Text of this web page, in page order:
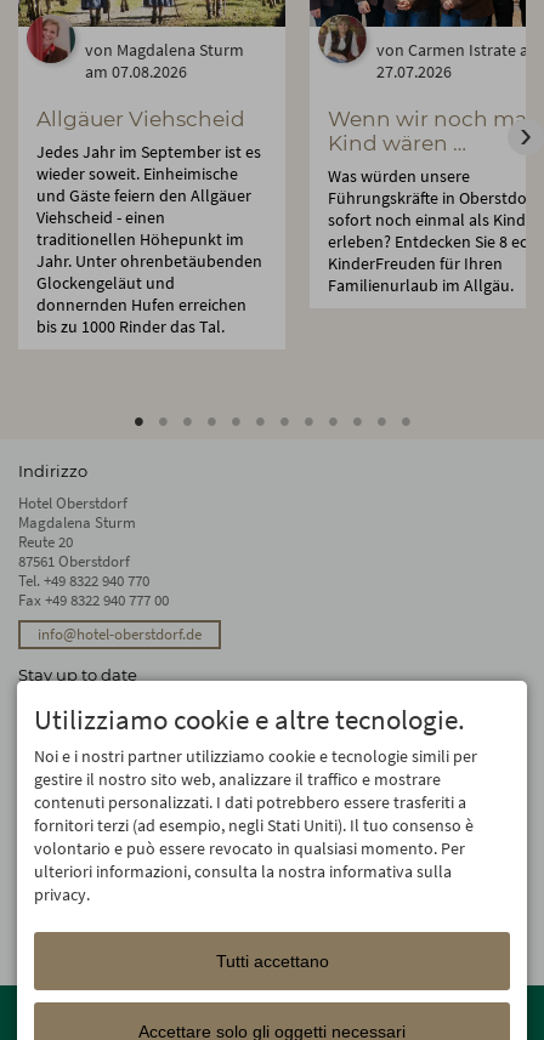
von Magdalena Sturm
am 07.08.2026
Allgäuer Viehscheid
Jedes Jahr im September ist es
wieder soweit. Einheimische
und Gäste feiern den Allgäuer
Viehscheid - einen
traditionellen Höhepunkt im
Jahr. Unter ohrenbetäubenden
Glockengeläut und
donnernden Hufen erreichen
bis zu 1000 Rinder das Tal.
von Carmen Istrate am
27.07.2026
Wenn wir noch mal
Kind wären …
Was würden unsere
Führungskräfte in Oberstdorf
sofort noch einmal als Kind
erleben? Entdecken Sie 8
KinderFreuden für Ihren
Familienurlaub im Allgäu.
Indirizzo
Hotel Oberstdorf
Magdalena Sturm
Reute 20
87561 Oberstdorf
Tel. +49 8322 940 770
Fax +49 8322 940 777 00
info@hotel-oberstdorf.de
Stay up to date
We will not forward your email address. And we don’t like spam, either. We
promise! You can unsubscribe at any time.
Registro
Member of the Oberstdorf Resort family – the most beautiful
holiday accommodations in Oberstdorf with guaranteed skiing and
Utilizziamo cookie e altre tecnologie.
Noi e i nostri partner utilizziamo cookie e tecnologie simili per
gestire il nostro sito web, analizzare il traffico e mostrare
contenuti personalizzati. I dati potrebbero essere trasferiti a
fornitori terzi (ad esempio, negli Stati Uniti). Il tuo consenso è
volontario e può essere revocato in qualsiasi momento. Per
ulteriori informazioni, consulta la nostra informativa sulla
privacy.
Tutti accettano
Accettare solo gli oggetti necessari